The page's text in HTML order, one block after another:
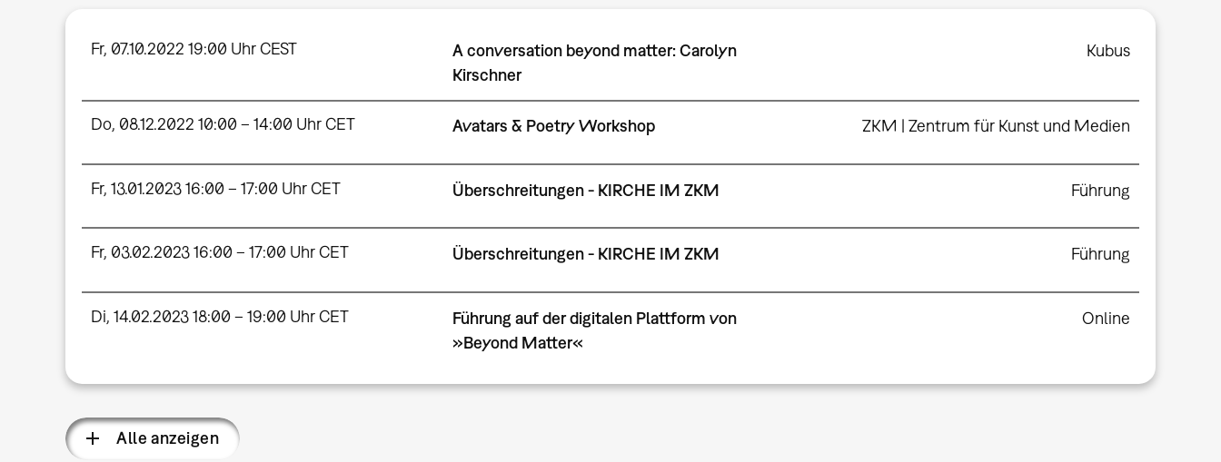
Fr, 07.10.2022 19:00 Uhr CEST
A conversation beyond matter: Carolyn
Kirschner
Kubus
Do, 08.12.2022 10:00 – 14:00 Uhr CET Avatars & Poetry Workshop ZKM | Zentrum für Kunst und Medien
Fr, 13.01.2023 16:00 – 17:00 Uhr CET Überschreitungen - KIRCHE IM ZKM Führung
Fr, 03.02.2023 16:00 – 17:00 Uhr CET Überschreitungen - KIRCHE IM ZKM Führung
Di, 14.02.2023 18:00 – 19:00 Uhr CET
Führung auf der digitalen Plattform von
»Beyond Matter«
Online
Alle anzeigen